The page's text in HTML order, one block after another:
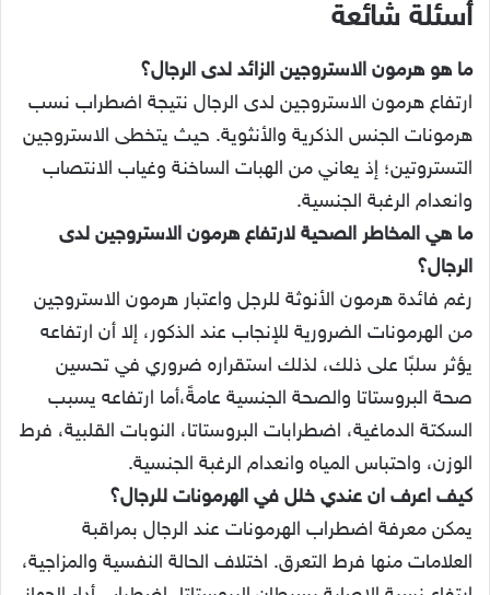
وانعدام الرغبة الجنسية.
الرجال؟
رغم فائدة هرمون الأنوثة للرجل واعتبار هرمون الاستروجين
من الهرمونات الضرورية للإنجاب عند الذكور، إلا أن ارتفاعه
يؤثر سلبًا على ذلك، لذلك استقراره ضروري في تحسين
صحة البروستاتا والصحة الجنسية عامةً،أما ارتفاعه يسبب
السكتة الدماغية، اضطرابات البروستاتا، النوبات القلبية، فرط
الوزن، واحتباس المياه وانعدام الرغبة الجنسية.
كيف اعرف ان عندي خلل في الهرمونات للرجال؟
يمكن معرفة اضطراب الهرمونات عند الرجال بمراقبة
العلامات منها فرط التعرق. اختلاف الحالة النفسية والمزاجية،
ارتفاع نسبة الإصابة بسرطان البروستاتا، اضطراب أداء الجهاز
ما هي اعراض زيادة هرمون الانوثة عند الرجال؟
– التعب الشديد.
– اضطراب الحالة المزاجية.
– أيضا الشعور بإرهاق ووهن عام.